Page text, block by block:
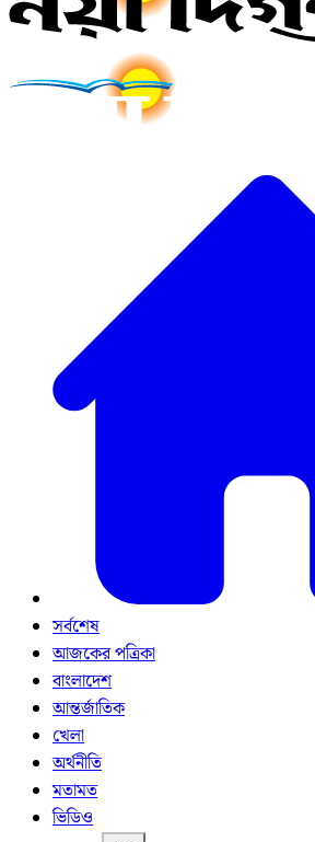
সর্বশেষ
আজকের পত্রিকা
বাংলাদেশ
আন্তর্জাতিক
খেলা
অর্থনীতি
মতামত
ভিডিও